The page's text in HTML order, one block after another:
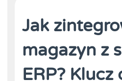
Jak
magazyn z
ERP? Klucz